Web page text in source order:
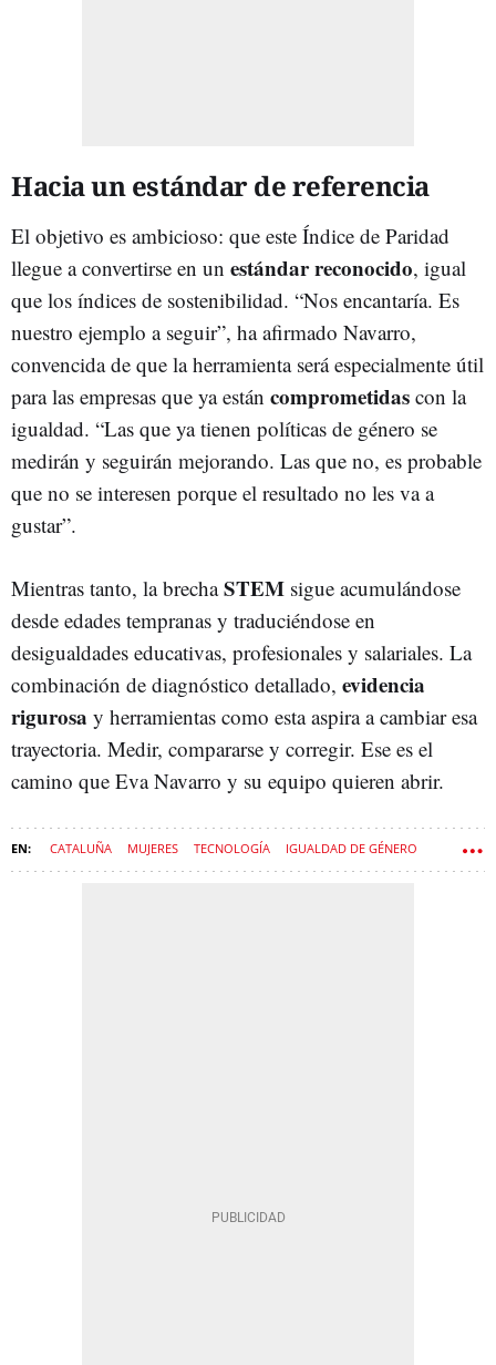
Hacia un estándar de referencia
El objetivo es ambicioso: que este Índice de Paridad
llegue a convertirse en un estándar reconocido, igual
que los índices de sostenibilidad. “Nos encantaría. Es
nuestro ejemplo a seguir”, ha afirmado Navarro,
convencida de que la herramienta será especialmente útil
para las empresas que ya están comprometidas con la
igualdad. “Las que ya tienen políticas de género se
medirán y seguirán mejorando. Las que no, es probable
que no se interesen porque el resultado no les va a
gustar”.
Mientras tanto, la brechaSTEM sigue acumulándose
desde edades tempranas y traduciéndose en
desigualdades educativas, profesionales y salariales. La
combinación de diagnóstico detallado, evidencia
rigurosa y herramientas como esta aspira a cambiar esa
trayectoria. Medir, compararse y corregir. Ese es el
camino que Eva Navarro y su equipo quieren abrir.
CATALUÑA MUJERES TECNOLOGÍA IGUALDAD DE GÉNERO